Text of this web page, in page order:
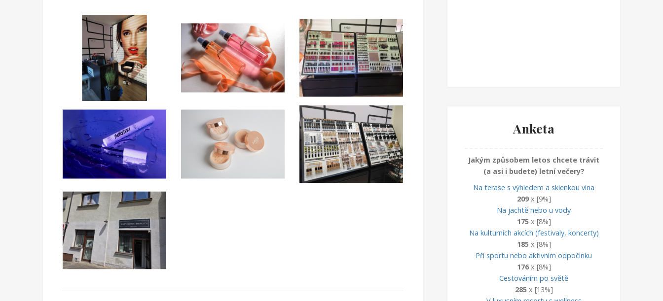
Anketa
Jakým způsobem letos chcete trávit
(a asi i budete) letní večery?
Na terase s výhledem a sklenkou vína
209x [9%]
Na jachtě nebo u vody
175 x [8%]
Na kulturních akcích (festivaly, koncerty)
185 x [8%]
Při sportu nebo aktivním odpočinku
176x [8%]
Cestováním po světě
285 x [13%]